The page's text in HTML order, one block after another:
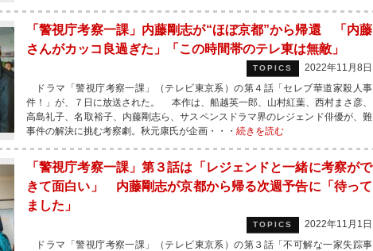
「警視庁考察一課」内藤剛志が“ほぼ京都”から帰還 「内藤
さんがカッコ良過ぎた」「この時間帯のテレ東は無敵」
TOPICS
2022年11月8日
ドラマ「警視庁考察一課」（テレビ東京系）の第４話「セレブ華道家殺人事
件！」が、７日に放送された。 本作は、船越英一郎、山村紅葉、西村まさ彦、
高島礼子、名取裕子、内藤剛志ら、サスペンスドラマ界のレジェンド俳優が、難
事件の解決に挑む考察劇。秋元康氏が企画・・・ 続きを読む
「警視庁考察一課」第３話は「レジェンドと一緒に考察がで
きて面白い」 内藤剛志が京都から帰る次週予告に「待って
ました」
TOPICS
2022年11月1日
ドラマ「警視庁考察一課」（テレビ東京系）の第３話「不可解な一家失踪事